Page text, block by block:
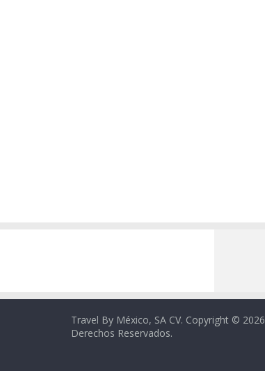
Travel By México, SA CV. Copyright © 2026
Derechos Reservados.